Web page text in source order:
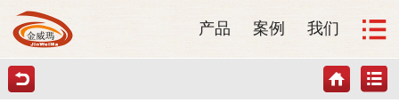
产品 案例 我们